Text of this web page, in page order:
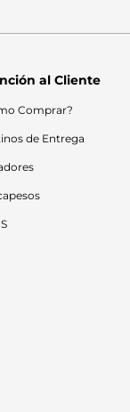
al Cliente
Comprar?
de Entrega